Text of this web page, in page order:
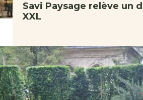
Savi Paysage relève un
XXL